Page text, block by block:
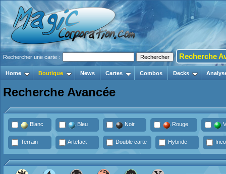
Rechercher une carte : Recherche
Home Boutique News Cartes Combos Decks
Recherche Avancée
Blanc Bleu Noir Rouge
Terrain Artefact Double carte Hybride